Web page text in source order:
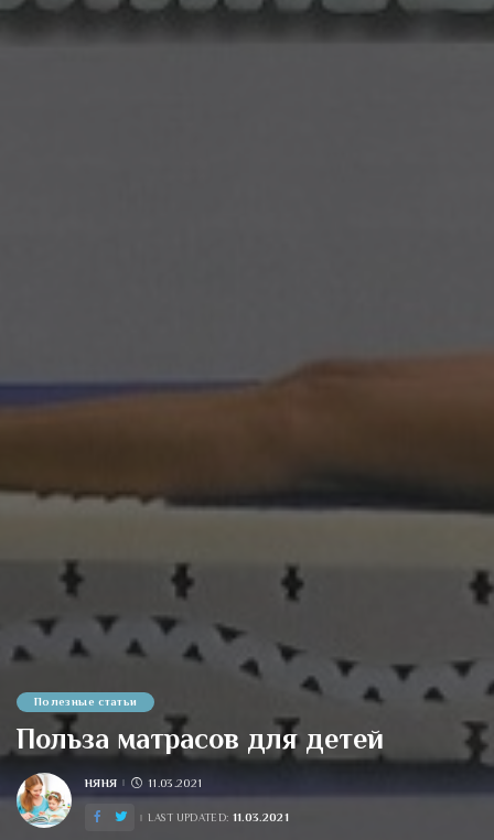
Полезные статьи
Польза матрасов для детей
POSTED
BY
НЯНЯ 11.03.2021
LAST UPDATED: 11.03.2021